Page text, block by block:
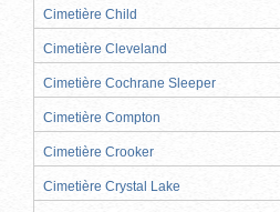
Cimetière Child
Cimetière Cleveland
Cimetière Cochrane Sleeper
Cimetière Compton
Cimetière Crooker
Cimetière Crystal Lake